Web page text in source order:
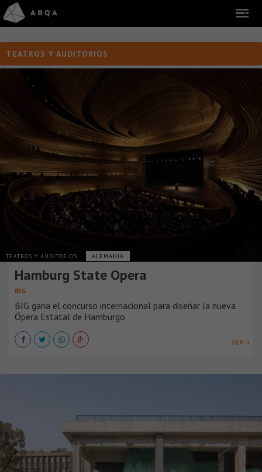
TEATROS Y AUDITORIOS
TEATROS Y AUDITORIOS ALEMANIA
Hamburg State Opera
BIG
BIG gana el concurso internacional para diseñar la nueva
Ópera Estatal de Hamburgo
VER +